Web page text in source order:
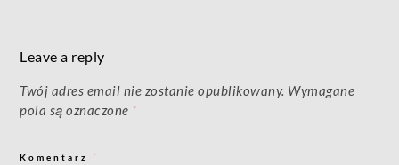
Leave a reply
Twój adres email nie zostanie opublikowany. Wymagane
pola są oznaczone *
Komentarz *